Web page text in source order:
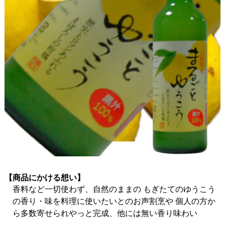
【商品にかける想い】
香料など一切使わず、自然のままの もぎたてのゆうこう
の香り・味を料理に使いたいとのお声割烹や 個人の方か
ら多数寄せられやっと完成、他には無い香り味わい